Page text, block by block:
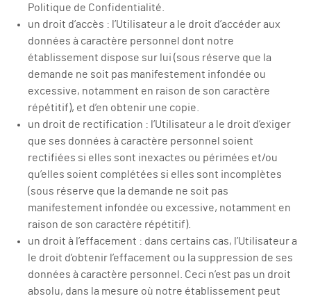
Politique de Confidentialité.
un droit d’accès : l’Utilisateur a le droit d’accéder aux
données à caractère personnel dont notre
établissement dispose sur lui (sous réserve que la
demande ne soit pas manifestement infondée ou
excessive, notamment en raison de son caractère
répétitif), et d’en obtenir une copie.
un droit de rectification : l’Utilisateur a le droit d’exiger
que ses données à caractère personnel soient
rectifiées si elles sont inexactes ou périmées et/ou
qu’elles soient complétées si elles sont incomplètes
(sous réserve que la demande ne soit pas
manifestement infondée ou excessive, notamment en
raison de son caractère répétitif).
un droit à l’effacement : dans certains cas, l’Utilisateur a
le droit d’obtenir l’effacement ou la suppression de ses
données à caractère personnel. Ceci n’est pas un droit
absolu, dans la mesure où notre établissement peut